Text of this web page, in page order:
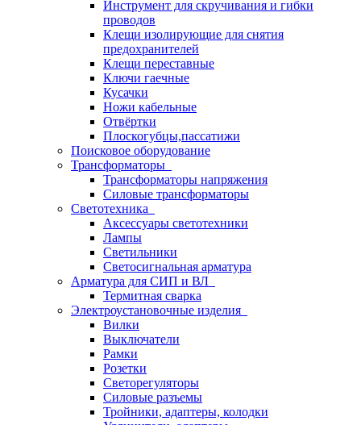
Инструмент для скручивания и гибки
проводов
Клещи изолирующие для снятия
предохранителей
Клещи переставные
Ключи гаечные
Кусачки
Ножи кабельные
Отвёртки
Плоскогубцы,пассатижи
Поисковое оборудование
Трансформаторы
Трансформаторы напряжения
Силовые трансформаторы
Светотехника
Аксессуары светотехники
Лампы
Светильники
Светосигнальная арматура
Арматура для СИП и ВЛ
Термитная сварка
Электроустановочные изделия
Вилки
Выключатели
Рамки
Розетки
Светорегуляторы
Силовые разъемы
Тройники, адаптеры, колодки